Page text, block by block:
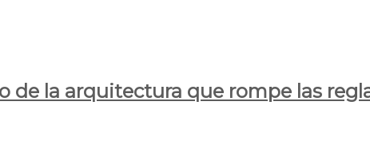
de la arquitectura que rompe las